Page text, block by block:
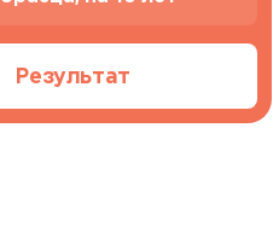
Результат